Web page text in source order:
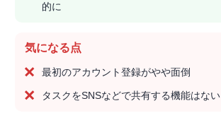
的に
気になる点
最初のアカウント登録がやや面倒
タスクをSNSなどで共有する機能はない